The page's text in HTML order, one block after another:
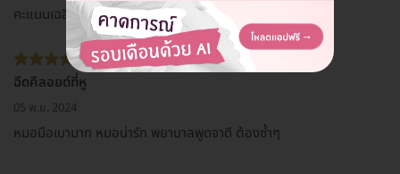
คะแนนเฉลี่ย
ฉีดคีลอยด์ที่หู
05 พ.ย. 2024
หมอมือเบามาก หมอน่ารัก พยาบาลพูดจาดี ต้องซ้ำๆ